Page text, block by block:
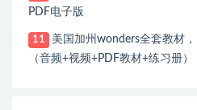
PDF电子版
11
美国加州wonders全套教材
（音频+视频+PDF教材+练习册）